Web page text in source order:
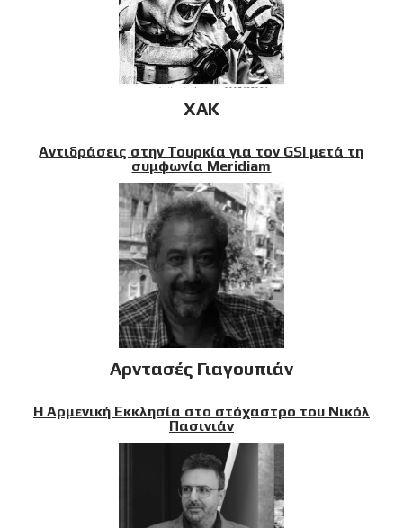
XAK
Αντιδράσεις στην Τουρκία για τον GSI μετά τη
συμφωνία Meridiam
Αρντασές Γιαγουπιάν
Η Αρμενική Εκκλησία στο στόχαστρο του Νικόλ
Πασινιάν